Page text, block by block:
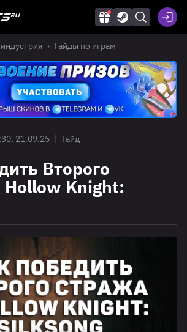
Гайды по играм
21.09.25 | Гайд
Второго
Knight: